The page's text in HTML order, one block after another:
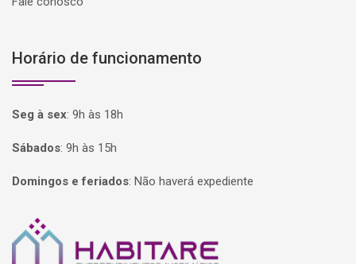
Horário de funcionamento
Seg à sex: 9h às 18h
Sábados: 9h às 15h
Domingos e feriados: Não haverá expediente
Página inicial